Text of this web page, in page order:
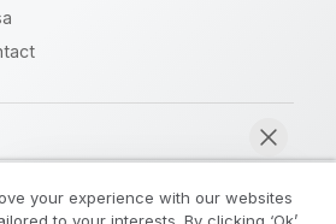
your experience with our websites